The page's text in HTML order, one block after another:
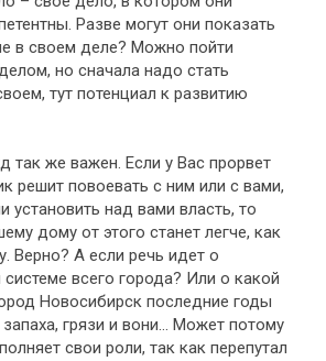
Разве могут они показать
в своем деле? Можно пойти
но сначала надо стать
тут потенциал к развитию
так же важен. Если у Вас прорвет
решит повоевать с ним или с вами,
установить над вами власть, то
дому от этого станет легче, как
Верно? А если речь идет о
всего города? Или о какой
Новосибирск последние годы
запаха, грязи и вони… Может потому
свои роли, так как перепутал